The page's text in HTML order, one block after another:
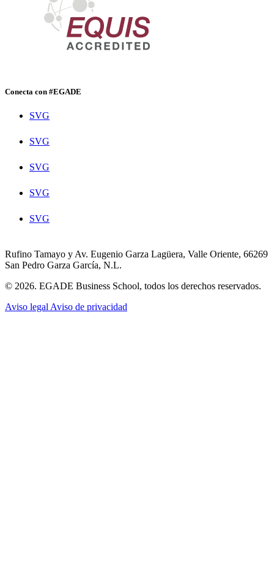
Conecta con #EGADE
SVG
SVG
SVG
SVG
SVG
Rufino Tamayo y Av. Eugenio Garza Lagüera, Valle Oriente, 66269
San Pedro Garza García, N.L.
© 2026. EGADE Business School, todos los derechos reservados.
Aviso legal Aviso de privacidad